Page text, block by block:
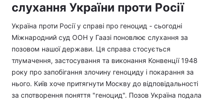
слухання України проти Росії
Україна проти Росії у справі про геноцид - сьогодні
Міжнародний суд ООН у Гаазі поновлює слухання за
позовом нашої держави. Ця справа стосується
тлумачення, застосування та виконання Конвенції 1948
року про запобігання злочину геноциду і покарання за
нього. Київ хоче притягнути Москву до відповідальності
за спотворення поняття "геноцид". Позов Україна подала